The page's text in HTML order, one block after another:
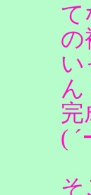
て
の
完
(
そ